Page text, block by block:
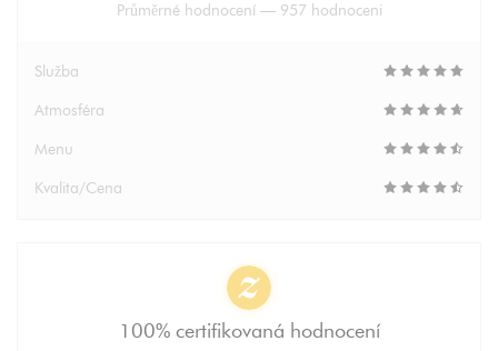
Průměrné hodnocení — 957 hodnoceni
Služba
Atmosféra
Menu
Kvalita/Cena
100% certifikovaná hodnocení